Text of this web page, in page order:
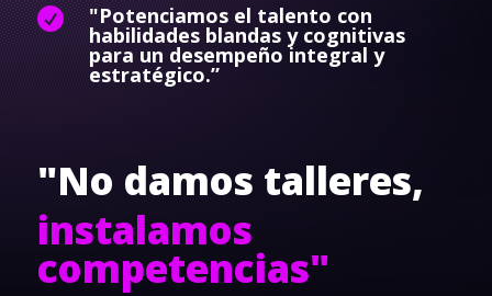
 "Potenciamos el talento con
habilidades blandas y cognitivas
para un desempeño integral y
estratégico.”
"No damos talleres,
instalamos
competencias"